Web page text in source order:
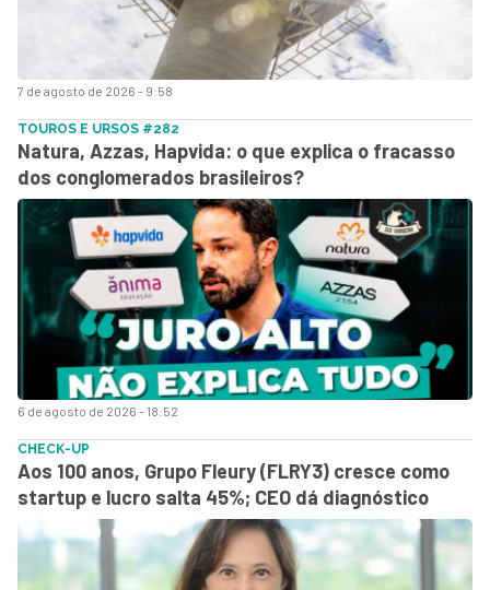
7 de agosto de 2026 - 9:58
6 de agosto de 2026 - 18:52
TOUROS E URSOS #282
Natura, Azzas, Hapvida: o que explica o fracasso
dos conglomerados brasileiros?
CHECK-UP
Aos 100 anos, Grupo Fleury (FLRY3) cresce como
startup e lucro salta 45%; CEO dá diagnóstico